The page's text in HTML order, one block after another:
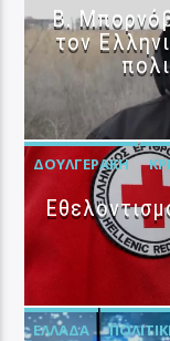
B.
τον
ΔΟΥΛΓΕΡΆΚΗ
ΕΛΛΆΔΑ